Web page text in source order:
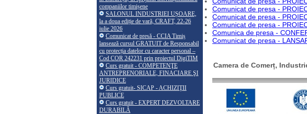
companiilor timișene
SALONUL INDUSTRIEI UȘOARE,
la a doua ediție de vară, CRAFT, 22-26
iulie 2026
Comunicat de presă - CCIA Timiș
lansează cursul GRATUIT de Responsabil
cu protecția datelor cu caracter personal –
Cod COR 242231 prin proiectul DigiTIM
Curs gratuit - COMPETENŢE
ANTREPRENORIALE, FINACIARE ŞI
JURIDICE
Curs gratuit- SICAP - ACHIZIŢII
PUBLICE
Curs gratuit - EXPERT DEZVOLTARE
DURABILĂ
Comunicat de presa -
Comunicat de presa -
Comunicat de presa -
Comunica de presa -
Comunicat de presa -
Camera de Comerț,